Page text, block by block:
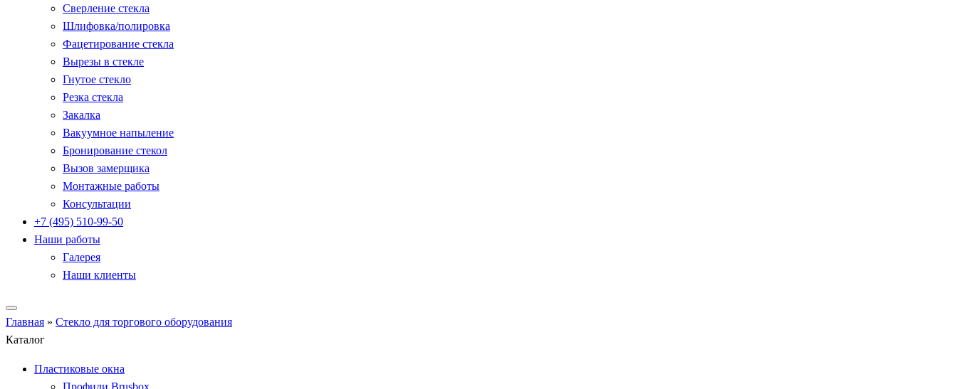
Сверление стекла
Шлифовка/полировка
Фацетирование стекла
Вырезы в стекле
Гнутое стекло
Резка стекла
Закалка
Вакуумное напыление
Бронирование стекол
Вызов замерщика
Монтажные работы
Консультации
+7 (495) 510-99-50
Наши работы
Галерея
Наши клиенты
Главная » Стекло для торгового оборудования
Каталог
Пластиковые окна
Профили Brusbox